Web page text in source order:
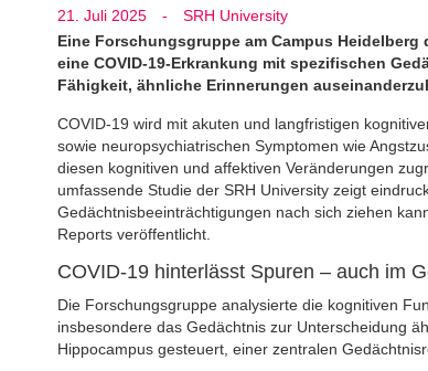
21. Juli 2025 -
SRH University
Eine Forschungsgruppe am Campus
eine COVID-19-Erkrankung mit spezifischen
Fähigkeit, ähnliche Erinnerungen
COVID-19 wird mit akuten und langfristigen
sowie neuropsychiatrischen Symptomen wie
diesen kognitiven und affektiven Veränderungen
umfassende Studie der SRH University zeigt
Gedächtnisbeeinträchtigungen nach sich ziehen
Reports veröffentlicht.
COVID-19 hinterlässt Spuren – auch im
Die Forschungsgruppe analysierte die kognitiven
insbesondere das Gedächtnis zur Unterscheidung
Hippocampus gesteuert, einer zentralen